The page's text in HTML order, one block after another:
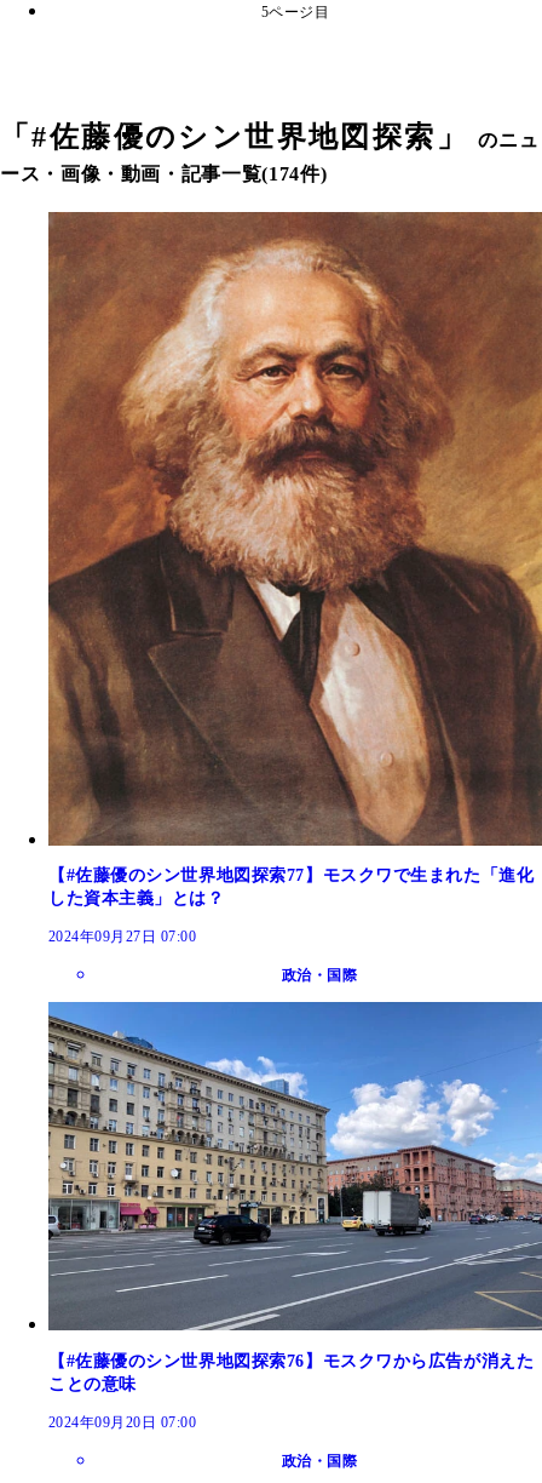
5ページ目
「#佐藤優のシン世界地図探索 」のニュ
ース・画像・動画・記事一覧(174件)
【#佐藤優のシン世界地図探索77】モスクワで生まれた「進化
した資本主義」とは？
2024年09月27日 07:00
政治・国際
【#佐藤優のシン世界地図探索76】モスクワから広告が消えた
ことの意味
2024年09月20日 07:00
政治・国際